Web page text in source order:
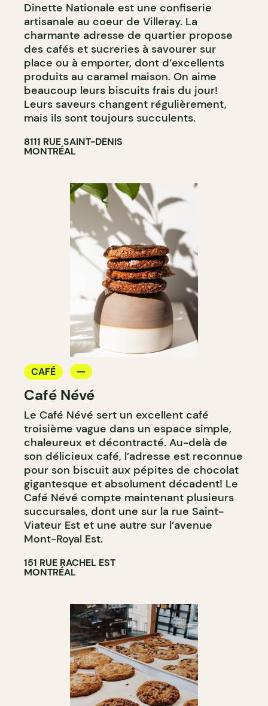
CRÈME GLACÉE
COMPTOIR
Dinette Nationale est une confiserie
artisanale au coeur de Villeray. La
charmante adresse de quartier propose
des cafés et sucreries à savourer sur
place ou à emporter, dont d’excellents
produits au caramel maison. On aime
beaucoup leurs biscuits frais du jour!
Leurs saveurs changent régulièrement,
mais ils sont toujours succulents.
8111 RUE SAINT-DENIS
MONTRÉAL
CAFÉ
Café Névé
Le Café Névé sert un excellent café
troisième vague dans un espace simple,
chaleureux et décontracté. Au-delà de
son délicieux café, l’adresse est reconnue
pour son biscuit aux pépites de chocolat
gigantesque et absolument décadent! Le
Café Névé compte maintenant plusieurs
succursales, dont une sur la rue Saint-
Viateur Est et une autre sur l’avenue
Mont-Royal Est.
151 RUE RACHEL EST
MONTRÉAL